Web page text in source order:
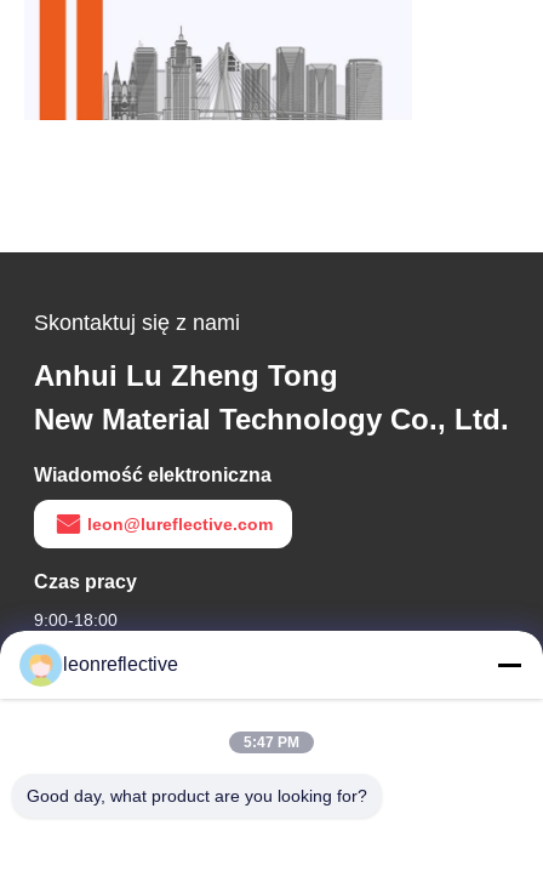
Skontaktuj się z nami
Anhui Lu Zheng Tong
New Material Technology Co., Ltd.
Wiadomość elektroniczna
leon@lureflective.com
Czas pracy
9:00-18:00
Nasz adres
2 piętro, budynek D2, Huayi Science and Technology Park,
leonreflective
5:47 PM
Good day, what product are you looking for?